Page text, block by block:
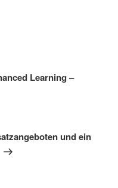
Learning –
und ein